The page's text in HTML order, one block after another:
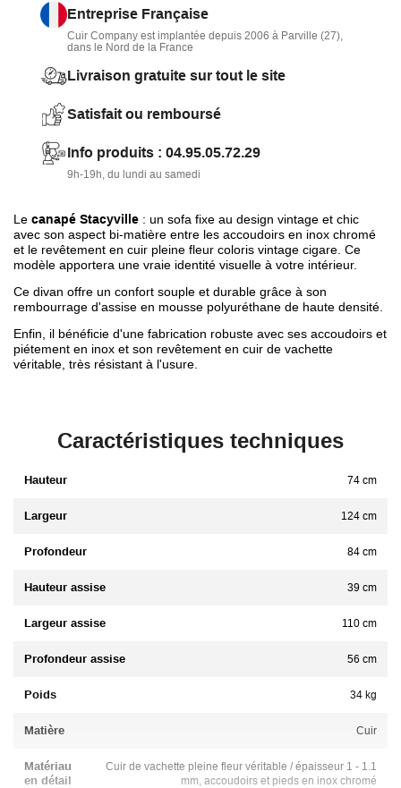
Entreprise Française
Cuir Company est implantée depuis 2006 à Parville (27),
dans le Nord de la France
Livraison gratuite sur tout le site
Satisfait ou remboursé
Info produits : 04.95.05.72.29
9h-19h, du lundi au samedi
Le canapé Stacyville : un sofa fixe au design vintage et chic
avec son aspect bi-matière entre les accoudoirs en inox chromé
et le revêtement en cuir pleine fleur coloris vintage cigare. Ce
modèle apportera une vraie identité visuelle à votre intérieur.
Ce divan offre un confort souple et durable grâce à son
rembourrage d'assise en mousse polyuréthane de haute densité.
Enfin, il bénéficie d'une fabrication robuste avec ses accoudoirs et
piétement en inox et son revêtement en cuir de vachette
véritable, très résistant à l'usure.
Caractéristiques techniques
Hauteur 74 cm
Largeur 124 cm
Profondeur 84 cm
Hauteur assise 39 cm
Largeur assise 110 cm
Profondeur assise 56 cm
Poids 34 kg
Matière Cuir
Matériau
en détail
Cuir de vachette pleine fleur véritable / épaisseur 1 - 1.1
mm, accoudoirs et pieds en inox chromé